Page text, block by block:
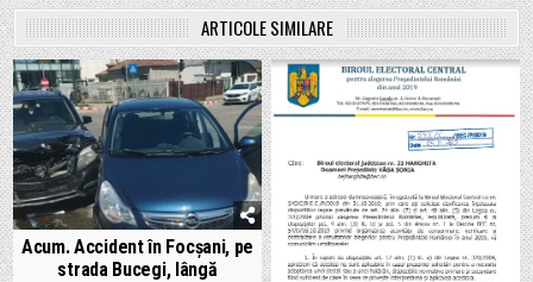
ARTICOLE SIMILARE
Acum. Accident în Focșani, pe
strada Bucegi, lângă